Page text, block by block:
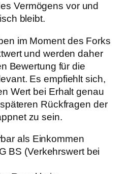
Vermögens vor und
bleibt.
im Moment des Forks
und werden daher
Bewertung für die
Es empfiehlt sich,
Wert bei Erhalt genau
Rückfragen der
zu sein.
als Einkommen
BS (Verkehrswert bei